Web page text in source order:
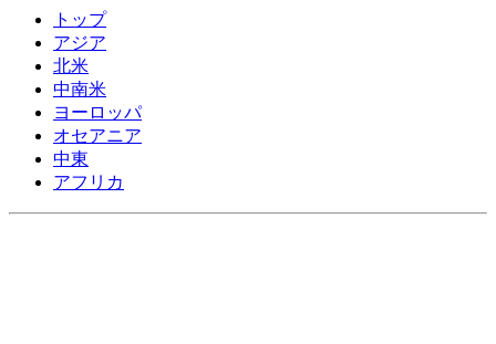
トップ
アジア
北米
中南米
ヨーロッパ
オセアニア
中東
アフリカ